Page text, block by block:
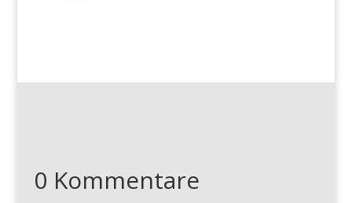
0 Kommentare